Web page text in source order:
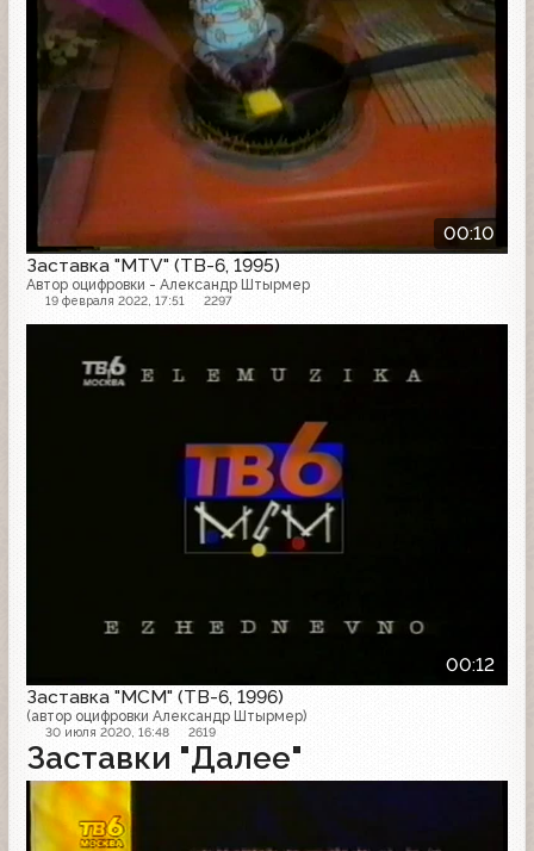
00:10
Заставка "MTV" (ТВ-6, 1995)
Автор оцифровки - Александр Штырмер
19 февраля 2022, 17:51 2297
00:12
Заставка "MCM" (ТВ-6, 1996)
(автор оцифровки Александр Штырмер)
30 июля 2020, 16:48 2619
Заставки "Далее"